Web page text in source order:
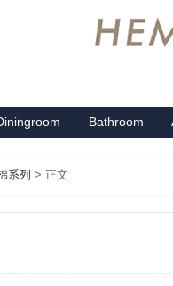
Bathroom
系列 > 正文